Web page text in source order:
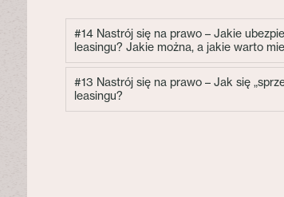
#14 Nastrój się na prawo – Jakie
leasingu? Jakie można, a jakie warto
#13 Nastrój się na prawo – Jak się
leasingu?